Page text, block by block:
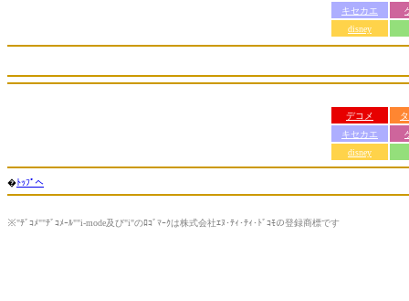
キセカエ
disney
デコメ
キセカエ
disney
�ﾄｯﾌﾟへ
※"ﾃﾞｺﾒ""ﾃﾞｺﾒｰﾙ""i-mode及び"i"のﾛｺﾞﾏｰｸは株式会社ｴﾇ･ﾃｨ･ﾃｨ･ﾄﾞｺﾓの登録商標です